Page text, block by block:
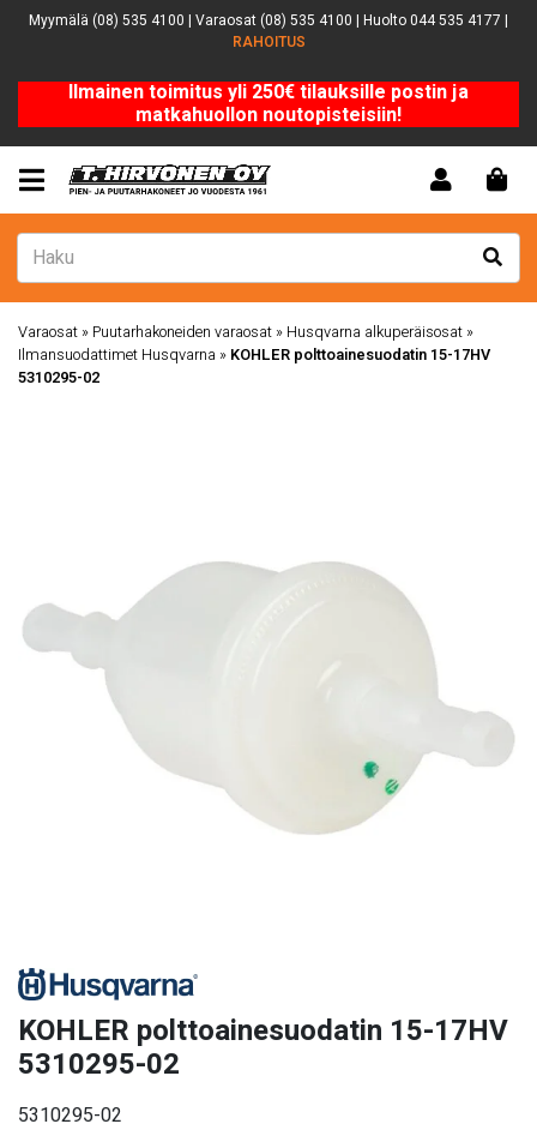
Myymälä (08) 535 4100 | Varaosat (08) 535 4100 | Huolto 044 535 4177 |
RAHOITUS
Ilmainen toimitus yli 250€ tilauksille postin ja
matkahuollon noutopisteisiin!
Varaosat » Puutarhakoneiden varaosat » Husqvarna alkuperäisosat »
Ilmansuodattimet Husqvarna » KOHLER polttoainesuodatin 15-17HV
5310295-02
KOHLER polttoainesuodatin 15-17HV
5310295-02
5310295-02